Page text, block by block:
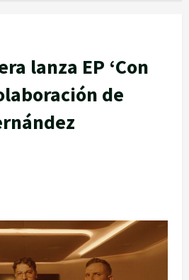
lanza EP ‘Con
de